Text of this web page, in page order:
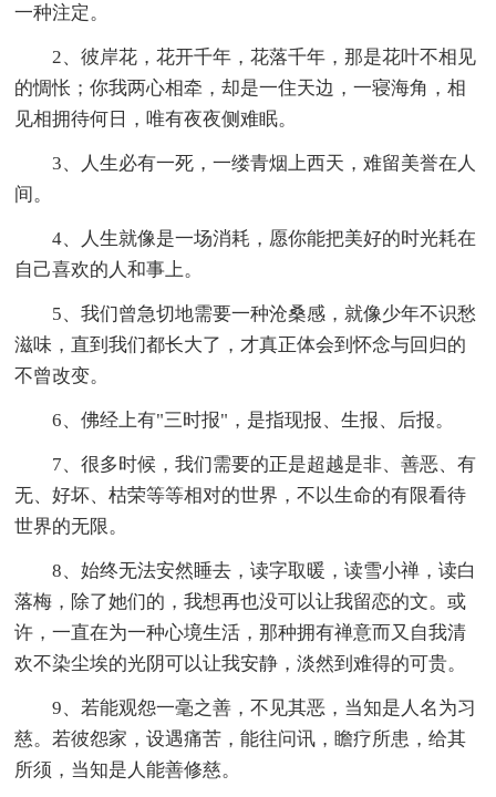
一种注定。
2、彼岸花，花开千年，花落千年，那是花叶不相见
的惆怅；你我两心相牵，却是一住天边，一寝海角，相
见相拥待何日，唯有夜夜侧难眠。
3、人生必有一死，一缕青烟上西天，难留美誉在人
间。
4、人生就像是一场消耗，愿你能把美好的时光耗在
自己喜欢的人和事上。
5、我们曾急切地需要一种沧桑感，就像少年不识愁
滋味，直到我们都长大了，才真正体会到怀念与回归的
不曾改变。
6、佛经上有"三时报"，是指现报、生报、后报。
7、很多时候，我们需要的正是超越是非、善恶、有
无、好坏、枯荣等等相对的世界，不以生命的有限看待
世界的无限。
8、始终无法安然睡去，读字取暖，读雪小禅，读白
落梅，除了她们的，我想再也没可以让我留恋的文。或
许，一直在为一种心境生活，那种拥有禅意而又自我清
欢不染尘埃的光阴可以让我安静，淡然到难得的可贵。
9、若能观怨一毫之善，不见其恶，当知是人名为习
慈。若彼怨家，设遇痛苦，能往问讯，瞻疗所患，给其
所须，当知是人能善修慈。